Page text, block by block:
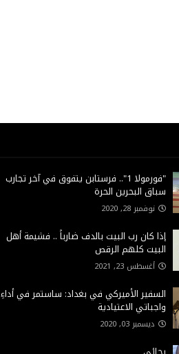
"فورمولا 1".. فرستابن يتفوق في آخر تجارب
سباق البحرين الحرة
نوفمبر 28, 2020
إذا كان رب البيت بالدف ضارباً .. فشيمة أهل
البيت كلهم الرقص
أغسطس 23, 2021
السفير الأميركي في بغداد: ساستمر في أداءِ
واجباتي الاعتيادية
ديسمبر 03, 2020